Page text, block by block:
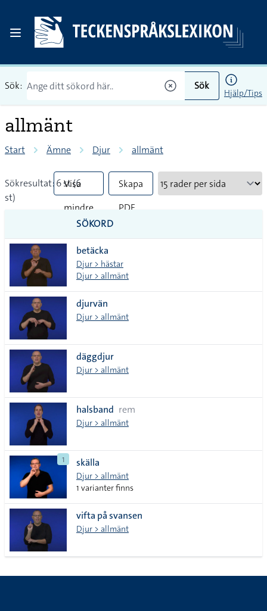
Sök: Sök
Hjälp/Tips
allmänt
Start Ämne Djur allmänt
Sökresultat: 6 st (6
st)
Visa
mindre
tecken
Skapa
PDF
SÖKORD
betäcka
Djur > hästar
Djur > allmänt
djurvän
Djur > allmänt
däggdjur
Djur > allmänt
halsband rem
Djur > allmänt
1 skälla
Djur > allmänt
1 varianter finns
vifta på svansen
Djur > allmänt